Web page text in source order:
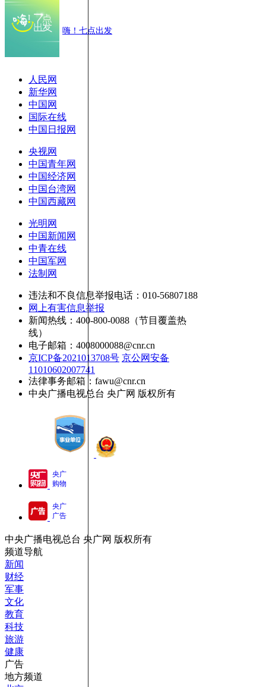
嗨！七点出发
人民网
新华网
中国网
国际在线
中国日报网
央视网
中国青年网
中国经济网
中国台湾网
中国西藏网
光明网
中国新闻网
中青在线
中国军网
法制网
违法和不良信息举报电话：010-56807188
网上有害信息举报
新闻热线：400-800-0088（节目覆盖热
线）
电子邮箱：4008000088@cnr.cn
京ICP备2021013708号 京公网安备
11010602007741
法律事务邮箱：fawu@cnr.cn
中央广播电视总台 央广网 版权所有
央广
购物
央广
广告
中央广播电视总台 央广网 版权所有
频道导航
新闻
财经
军事
文化
教育
科技
旅游
健康
广告
地方频道